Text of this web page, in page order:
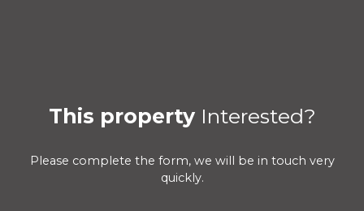
This property Interested?
Please complete the form, we will be in touch very
quickly.